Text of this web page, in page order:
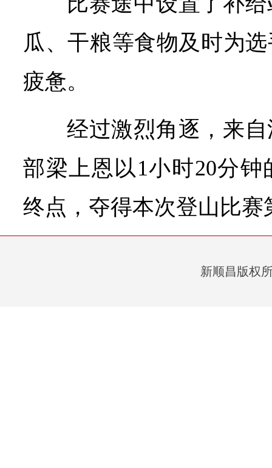
瓜、干粮等食物及时为
疲惫。
经过激烈角逐，来
部梁上恩以1小时20分
终点，夺得本次登山比
新顺昌版权